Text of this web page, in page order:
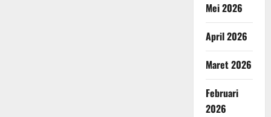
Mei 2026
April 2026
Maret 2026
Februari
2026